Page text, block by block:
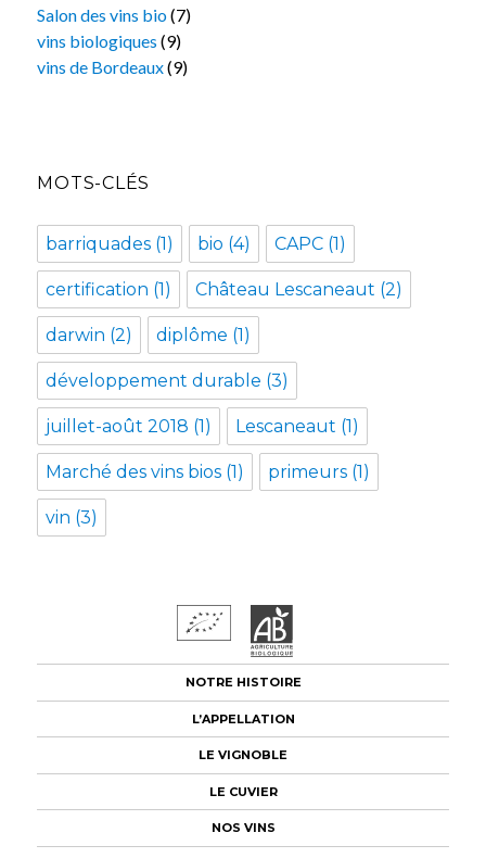
Salon des vins bio(7)
vins biologiques (9)
vins de Bordeaux(9)
MOTS-CLÉS
barriquades (1) bio (4) CAPC (1)
certification (1) Château Lescaneaut (2)
darwin (2) diplôme (1)
développement durable (3)
juillet-août 2018 (1) Lescaneaut (1)
Marché des vins bios (1) primeurs (1)
vin (3)
NOTRE HISTOIRE
L’APPELLATION
LE VIGNOBLE
LE CUVIER
NOS VINS